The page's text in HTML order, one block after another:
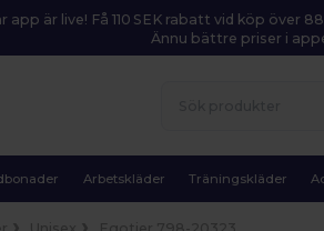
app är live! Få 110 SEK rabatt vid köp över
Ännu bättre priser i
Arbetskläder Träningskläder